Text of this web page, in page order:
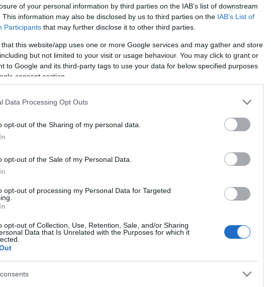
of your personal information by third parties on the IAB’s list of downstream
This information may also be disclosed by us to third parties on the IAB’s List of
Participants that may further disclose it to other third parties.
that this website/app uses one or more Google services and may gather and store
but not limited to your visit or usage behaviour. You may click to grant or
to Google and its third-party tags to use your data for below specified purposes
consent section.
Data Processing Opt Outs
opt-out of the Sharing of my personal data.
opt-out of the Sale of my Personal Data.
opt-out of processing my Personal Data for Targeted
opt-out of Collection, Use, Retention, Sale, and/or Sharing
Data that Is Unrelated with the Purposes for which it
συγκίνηση, χαρίζοντας στο κοινό δύο
και μουσικού κας Ιωάννας Μέριανου
κ. Βασίλη Παγκράτη, καθώς και με τη στήριξη
γέμισαν την αίθουσα χαμόγελα και θετική
η μεγαλύτερη επιβράβευση της προσπάθειάς